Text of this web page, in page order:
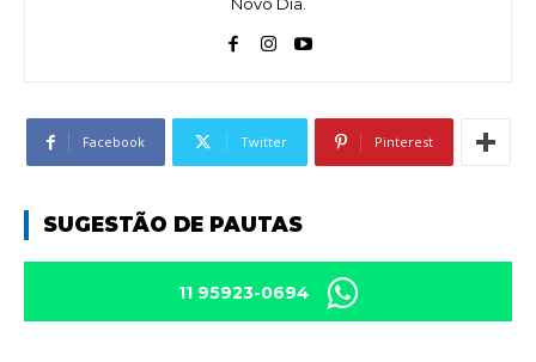
Novo Dia.
Facebook Twitter Pinterest
SUGESTÃO DE PAUTAS
11 95923-0694